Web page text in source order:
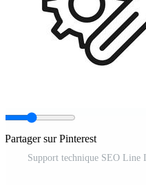
Partager sur Pinterest
Support technique SEO Line